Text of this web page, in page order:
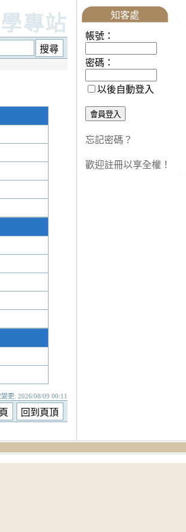
專站
更: 2026/08/09 00:11
知客處
帳號：
密碼：
以後自動登入
忘記密碼？
歡迎註冊以享全權！